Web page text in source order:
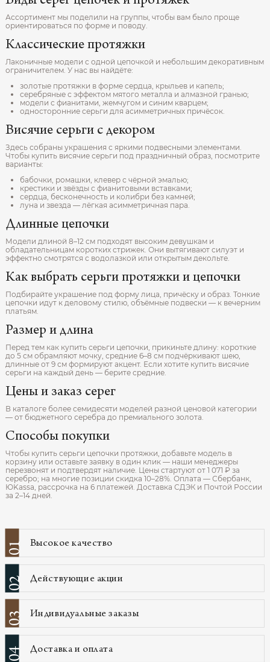
Ассортимент мы поделили на группы, чтобы вам было проще
ориентироваться по форме и поводу.
Классические протяжки
Лаконичные модели с одной цепочкой и небольшим декоративным
ограничителем. У нас вы найдёте:
золотые протяжки в форме сердца, крыльев и капель;
серебряные с эффектом мятого металла и алмазной гранью;
модели с фианитами, жемчугом и синим кварцем;
односторонние серьги для асимметричных причёсок.
Висячие серьги с декором
Здесь собраны украшения с яркими подвесными элементами.
Чтобы купить висячие серьги под праздничный образ, посмотрите
варианты:
бабочки, ромашки, клевер с чёрной эмалью;
крестики и звёзды с фианитовыми вставками;
сердца, бесконечность и колибри без камней;
луна и звезда — лёгкая асимметричная пара.
Длинные цепочки
Модели длиной 8–12 см подходят высоким девушкам и
обладательницам коротких стрижек. Они вытягивают силуэт и
эффектно смотрятся с водолазкой или открытым декольте.
Как выбрать серьги протяжки и цепочки
Подбирайте украшение под форму лица, причёску и образ. Тонкие
цепочки идут к деловому стилю, объёмные подвески — к вечерним
платьям.
Размер и длина
Перед тем как купить серьги цепочки, прикиньте длину: короткие
до 5 см обрамляют мочку, средние 6–8 см подчёркивают шею,
длинные от 9 см формируют акцент. Если хотите купить висячие
серьги на каждый день — берите средние.
Цены и заказ серег
В каталоге более семидесяти моделей разной ценовой категории
— от бюджетного серебра до премиального золота.
Способы покупки
Чтобы купить серьги цепочки протяжки, добавьте модель в
корзину или оставьте заявку в один клик — наши менеджеры
перезвонят и подтвердят наличие. Цены стартуют от 1 071 ₽ за
серебро; на многие позиции скидка 10–28%. Оплата — Сбербанк,
ЮKassa, рассрочка на 6 платежей. Доставка СДЭК и Почтой России
за 2–14 дней.
01 Высокое качество
02 Действующие акции
03 Индивидуальные заказы
04 Доставка и оплата